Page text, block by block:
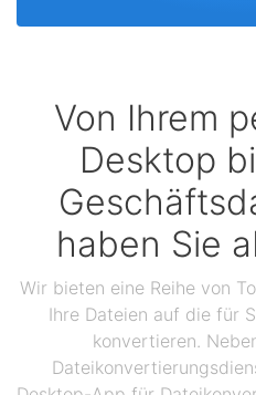
Von Ihrem
Desktop
haben Sie
Wir bieten eine Reihe von
Ihre Dateien auf die für
konvertieren.